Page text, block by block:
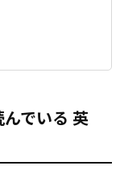
んでいる 英